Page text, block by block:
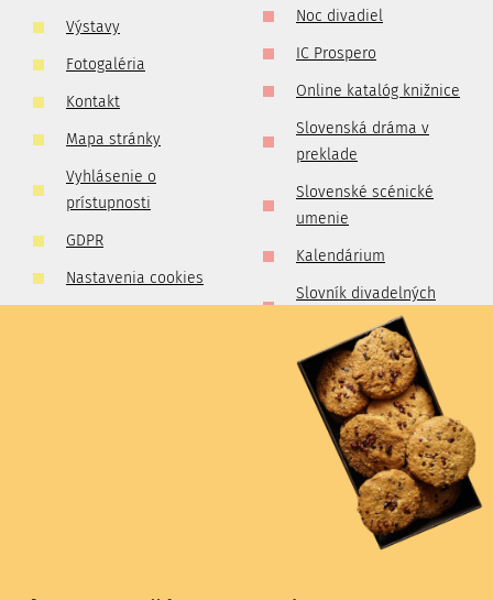
Výstavy
Fotogaléria
Kontakt
Mapa stránky
Vyhlásenie o
prístupnosti
GDPR
Nastavenia cookies
Noc divadiel
IC Prospero
Online katalóg knižnice
Slovenská dráma v
preklade
Slovenské scénické
umenie
Kalendárium
Slovník divadelných
kritikov a publicistov
Zlatá kolekcia
slovenského
profesionálneho
divadla
Divadelné prechádzky
Prítomnosť divadelnej